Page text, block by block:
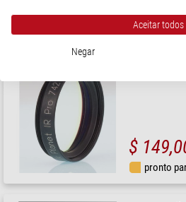
pronto
$
pronto
Aceitar todos
Negar